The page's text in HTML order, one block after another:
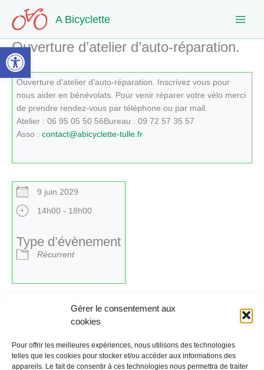
Ouvrir la barre d’outils
Gérer le consentement aux
cookies
Pour offrir les meilleures expériences, nous utilisons des technologies
telles que les cookies pour stocker et/ou accéder aux informations des
appareils. Le fait de consentir à ces technologies nous permettra de traiter
contenu
A Bicyclette
Ouverture d’atelier d’auto-réparation.
Ouverture d’atelier d’auto-réparation. Inscrivez vous pour
nous aider en bénévolats. Pour venir réparer votre vélo merci
de prendre rendez-vous par téléphone ou par mail.
Atelier : 06 95 05 50 56Bureau : 09 72 57 35 57
Asso : contact@abicyclette-tulle.fr
9 juin 2029
14h00 - 18h00
Type d’évènement
Récurrent